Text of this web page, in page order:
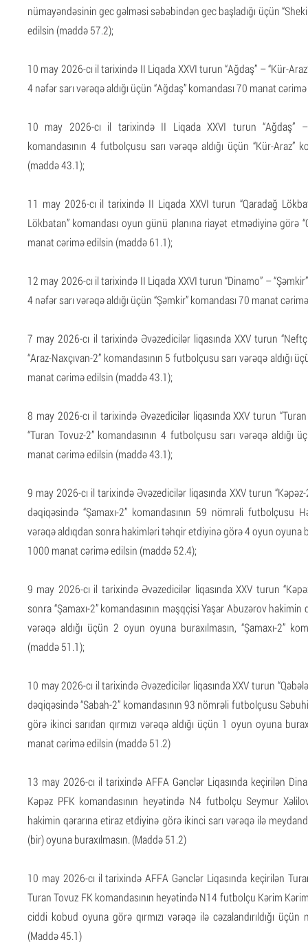
nümayəndəsinin gec gəlməsi səbəbindən gec başladığı üçün
edilsin (maddə 57.2);
10 may 2026-cı il tarixində II Liqada XXVI turun “Ağdaş” – “Kür-
4 nəfər sarı vərəqə aldığı üçün “Ağdaş” komandası 70 manat
10 may 2026-cı il tarixində II Liqada XXVI turun “Ağdaş” –
komandasının 4 futbolçusu sarı vərəqə aldığı üçün “Kür-Araz”
(maddə 43.1);
11 may 2026-cı il tarixində II Liqada XXVI turun “Qaradağ
Lökbatan” komandası oyun günü planına riayət etmədiyinə görə
manat cərimə edilsin (maddə 61.1);
12 may 2026-cı il tarixində II Liqada XXVI turun “Dinamo” –
4 nəfər sarı vərəqə aldığı üçün “Şəmkir” komandası 70 manat
7 may 2026-cı il tarixində Əvəzedicilər liqasında XXV turun
“Araz-Naxçıvan-2” komandasının 5 futbolçusu sarı vərəqə aldığı
manat cərimə edilsin (maddə 43.1);
8 may 2026-cı il tarixində Əvəzedicilər liqasında XXV turun
“Turan Tovuz-2” komandasının 4 futbolçusu sarı vərəqə aldığı
manat cərimə edilsin (maddə 43.1);
9 may 2026-cı il tarixində Əvəzedicilər liqasında XXV turun
dəqiqəsində “Şamaxı-2” komandasının 59 nömrəli futbolçusu
vərəqə aldıqdan sonra hakimləri təhqir etdiyinə görə 4 oyun oyuna
1000 manat cərimə edilsin (maddə 52.4);
9 may 2026-cı il tarixində Əvəzedicilər liqasında XXV turun
sonra “Şamaxı-2” komandasının məşqçisi Yaşar Abuzərov hakimin
vərəqə aldığı üçün 2 oyun oyuna buraxılmasın, “Şamaxı-2”
(maddə 51.1);
10 may 2026-cı il tarixində Əvəzedicilər liqasında XXV turun
dəqiqəsində “Sabah-2” komandasının 93 nömrəli futbolçusu
görə ikinci sarıdan qırmızı vərəqə aldığı üçün 1 oyun oyuna
manat cərimə edilsin (maddə 51.2)
13 may 2026-cı il tarixində AFFA Gənclər Liqasında keçirilən
Kəpəz PFK komandasının heyətində N4 futbolçu Seymur
hakimin qərarına etiraz etdiyinə görə ikinci sarı vərəqə ilə
(bir) oyuna buraxılmasın. (Maddə 51.2)
10 may 2026-cı il tarixində AFFA Gənclər Liqasında keçirilən
Turan Tovuz FK komandasının heyətində N14 futbolçu Kərim
ciddi kobud oyuna görə qırmızı vərəqə ilə cəzalandırıldığı
(Maddə 45.1)